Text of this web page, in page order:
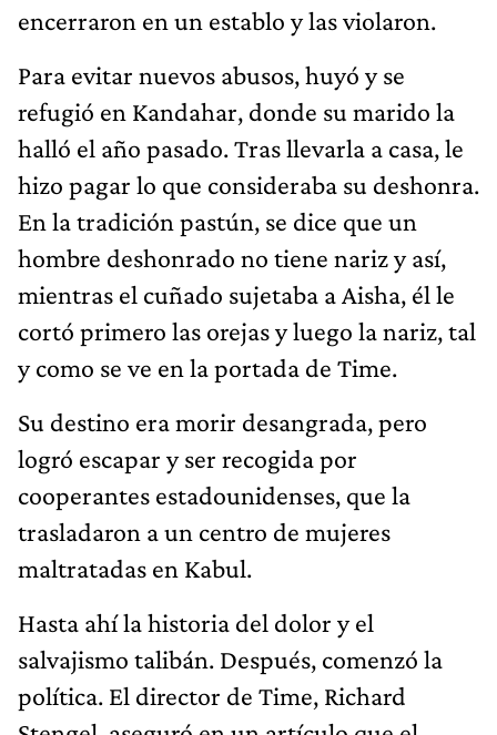
encerraron en un establo y las violaron.
Para evitar nuevos abusos, huyó y se
refugió en Kandahar, donde su marido la
halló el año pasado. Tras llevarla a casa, le
hizo pagar lo que consideraba su deshonra.
En la tradición pastún, se dice que un
hombre deshonrado no tiene nariz y así,
mientras el cuñado sujetaba a Aisha, él le
cortó primero las orejas y luego la nariz, tal
y como se ve en la portada de Time.
Su destino era morir desangrada, pero
logró escapar y ser recogida por
cooperantes estadounidenses, que la
trasladaron a un centro de mujeres
maltratadas en Kabul.
Hasta ahí la historia del dolor y el
salvajismo talibán. Después, comenzó la
política. El director de Time, Richard